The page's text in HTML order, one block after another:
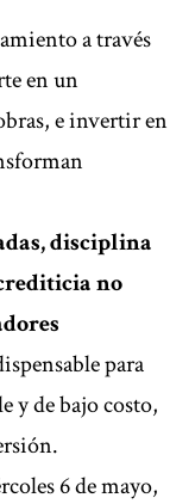
a través
en un
e invertir en
disciplina
no
para
y de bajo costo,
6 de mayo,